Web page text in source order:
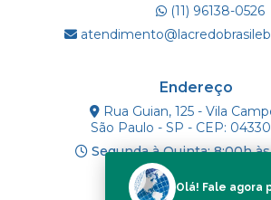
(11) 96138-0526
Endereço
Rua Guian, 125 - Vila
São Paulo - SP - CEP:
Segunda à Quinta: 8:00h
Olá! Fale agora